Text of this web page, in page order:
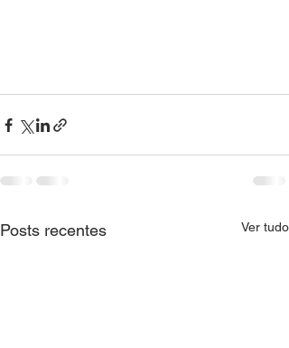
Posts recentes Ver tudo